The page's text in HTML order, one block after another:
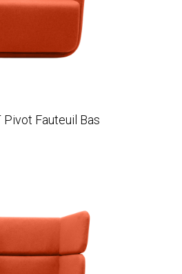
Pivot Fauteuil Bas